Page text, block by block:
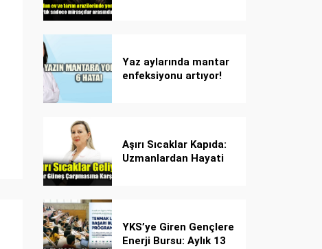
Yaz aylarında mantar
enfeksiyonu artıyor!
Aşırı Sıcaklar Kapıda:
Uzmanlardan Hayati
YKS’ye Giren Gençlere
Enerji Bursu: Aylık 13